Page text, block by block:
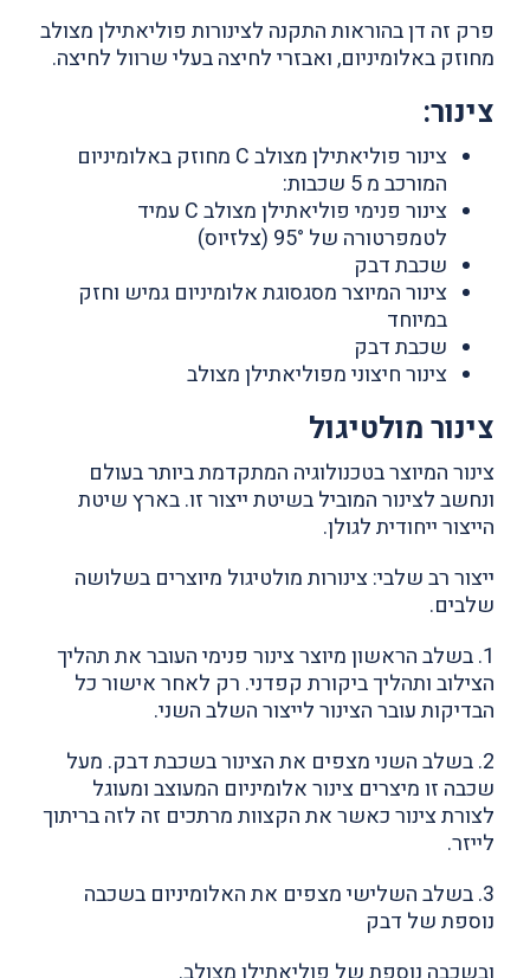
פרק זה דן בהוראות התקנה לצינורות פוליאתילן מצולב
מחוזק באלומיניום, ואבזרי לחיצה בעלי שרוול לחיצה.
צינור:
צינור פוליאתילן מצולב C מחוזק באלומיניום
המורכב מ 5 שכבות:
צינור פנימי פוליאתילן מצולב C עמיד
לטמפרטורה של 95° (צלזיוס)
שכבת דבק
צינור המיוצר מסגסוגת אלומיניום גמיש וחזק
במיוחד
שכבת דבק
צינור חיצוני מפוליאתילן מצולב
צינור מולטיגול
צינור המיוצר בטכנולוגיה המתקדמת ביותר בעולם
ונחשב לצינור המוביל בשיטת ייצור זו. בארץ שיטת
הייצור ייחודית לגולן.
ייצור רב שלבי: צינורות מולטיגול מיוצרים בשלושה
שלבים.
1. בשלב הראשון מיוצר צינור פנימי העובר את תהליך
הצילוב ותהליך ביקורת קפדני. רק לאחר אישור כל
הבדיקות עובר הצינור לייצור השלב השני.
2. בשלב השני מצפים את הצינור בשכבת דבק. מעל
שכבה זו מיצרים צינור אלומיניום המעוצב ומעוגל
לצורת צינור כאשר את הקצוות מרתכים זה לזה בריתוך
לייזר.
3. בשלב השלישי מצפים את האלומיניום בשכבה
נוספת של דבק